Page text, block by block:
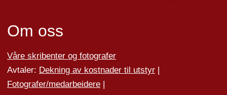
Om oss
Våre skribenter og fotografer
Avtaler: Dekning av kostnader til utstyr|
Fotografer/medarbeidere|